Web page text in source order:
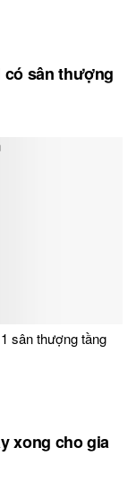
có sân thượng
sân thượng tầng
xong cho gia